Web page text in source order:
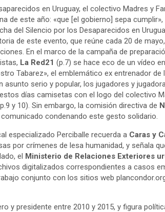
en Uruguay, el colectivo Madres y
de este año: «que [el gobierno] sepa
del Silencio por los Desaparecidos en
de este evento, que reúne cada 20 de
En el marco de la campaña de
La Red21 (p.7) se hace eco de un vídeo
Tabarez», el emblemático ex entrenador de
serio y popular, los jugadores y
días camisetas con el logo del colectivo
y 10). Sin embargo, la comisión directiva de
condenando este gesto solidario.
especializado Perciballe recuerda a Caras y
por crímenes de lesa humanidad, y señala
el Ministerio de Relaciones Exteriores
digitalizados correspondientes a casos
conjunto con los sitios web
y presidente entre 2010 y 2015, y figura